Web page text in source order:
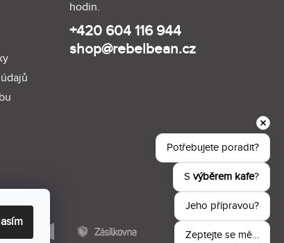
hodin.
+420 604 116 944
shop@rebelbean.cz
Potřebujete poradit?
S výběrem kafe?
Jeho přípravou?
Zeptejte se mě…